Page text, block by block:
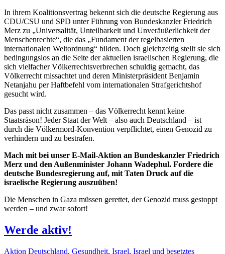
In ihrem Koalitionsvertrag bekennt sich die deutsche Regierung aus
CDU/CSU und SPD unter Führung von Bundeskanzler Friedrich
Merz zu „Universalität, Unteilbarkeit und Unveräußerlichkeit der
Menschenrechte“, die das „Fundament der regelbasierten
internationalen Weltordnung“ bilden. Doch gleichzeitig stellt sie sich
bedingungslos an die Seite der aktuellen israelischen Regierung, die
sich vielfacher Völkerrechtsverbrechen schuldig gemacht, das
Völkerrecht missachtet und deren Ministerpräsident Benjamin
Netanjahu per Haftbefehl vom internationalen Strafgerichtshof
gesucht wird.
Das passt nicht zusammen – das Völkerrecht kennt keine
Staatsräson! Jeder Staat der Welt – also auch Deutschland – ist
durch die Völkermord-Konvention verpflichtet, einen Genozid zu
verhindern und zu bestrafen.
Mach mit bei unser E-Mail-Aktion an Bundeskanzler Friedrich
Merz und den Außenminister Johann Wadephul. Fordere die
deutsche Bundesregierung auf, mit Taten Druck auf die
israelische Regierung auszuüben!
Die Menschen in Gaza müssen gerettet, der Genozid muss gestoppt
werden – und zwar sofort!
Werde aktiv!
Aktion Deutschland, Gesundheit, Israel, Israel und besetztes